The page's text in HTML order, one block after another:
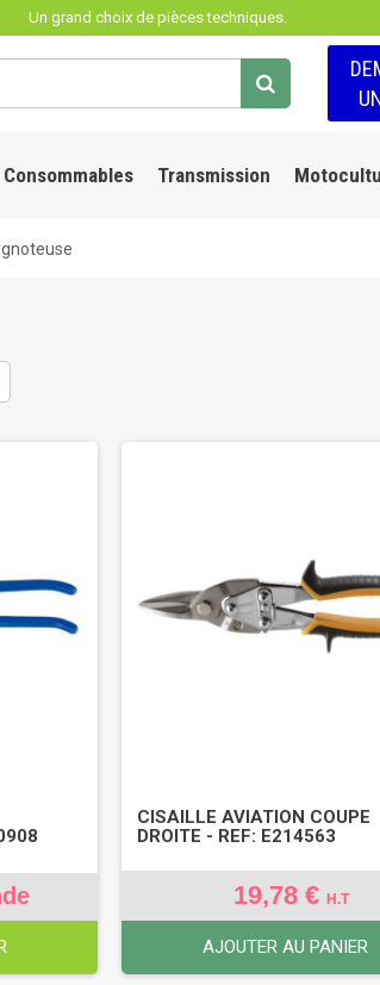
Un grand choix de pièces techniques.
Consommables Transmission
CISAILLE AVIATION COUPE
DROITE - REF: E214563
19,78 €H.T
AJOUTER AU PANIER